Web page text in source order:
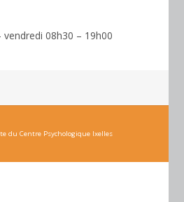
vendredi 08h30 – 19h00
du Centre Psychologique Ixelles